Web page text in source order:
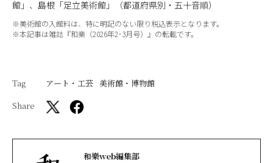
館」、島根「足立美術館」（都道府県別・五十音順）
※美術館の入館料は、特に明記のない限り税込表示となります。
※本記事は雑誌『和樂（2026年2･3月号）』の転載です。
Tag アート・工芸 美術館・博物館
Share
和樂web編集部